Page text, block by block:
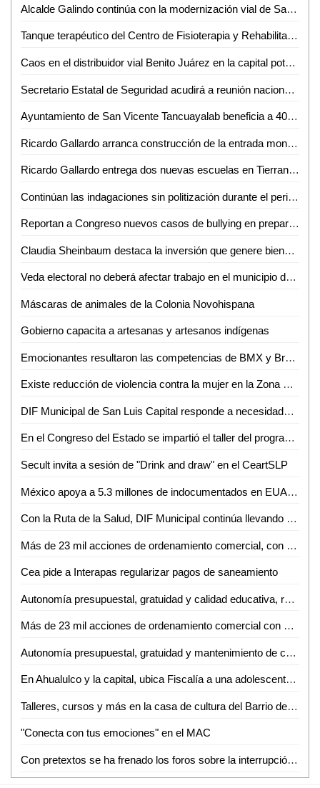
Alcalde Galindo continúa con la modernización vial de San Luis Capital; entregó calles nuevas al norte de la ciudad
Tanque terapéutico del Centro de Fisioterapia y Rehabilitación de la UASLP al servicio de la población potosina
Caos en el distribuidor vial Benito Juárez en la capital potosina
Secretario Estatal de Seguridad acudirá a reunión nacional en el estado de Durango
Ayuntamiento de San Vicente Tancuayalab beneficia a 400 familias con el programa "Techo firme"
Ricardo Gallardo arranca construcción de la entrada monumental en Tierranueva
Ricardo Gallardo entrega dos nuevas escuelas en Tierranueva
Continúan las indagaciones sin politización durante el periodo electoral, asegura Fiscal General
Reportan a Congreso nuevos casos de bullying en preparatoria
Claudia Sheinbaum destaca la inversión que genere bienestar, derechos y una mejor calidad de vida para los mexicanos como clave de la 4T
Veda electoral no deberá afectar trabajo en el municipio de Soledad: Leonor Noyola
Máscaras de animales de la Colonia Novohispana
Gobierno capacita a artesanas y artesanos indígenas
Emocionantes resultaron las competencias de BMX y Break Dance en el Festival Capital Urbano 2024
Existe reducción de violencia contra la mujer en la Zona Huasteca
DIF Municipal de San Luis Capital responde a necesidades de la población potosina
En el Congreso del Estado se impartió el taller del programa de implementación anticorrupción
Secult invita a sesión de "Drink and draw" en el CeartSLP
México apoya a 5.3 millones de indocumentados en EUA: SRE
Con la Ruta de la Salud, DIF Municipal continúa llevando servicios médicos gratuitos a la población vulnerable de La Pila
Más de 23 mil acciones de ordenamiento comercial, con el operativo de calles y avenidas del Gobierno de la Capital
Cea pide a Interapas regularizar pagos de saneamiento
Autonomía presupuestal, gratuidad y calidad educativa, retos que enfrenta la UASLP
Más de 23 mil acciones de ordenamiento comercial con el operativo de calles y avenidas de la Dirección de Comercio
Autonomía presupuestal, gratuidad y mantenimiento de calidad educativa: retos que enfrentará la UASLP en próximo periodo de Rectoría
En Ahualulco y la capital, ubica Fiscalía a una adolescente y a una mujer
Talleres, cursos y más en la casa de cultura del Barrio de Tlaxcala
"Conecta con tus emociones" en el MAC
Con pretextos se ha frenado los foros sobre la interrupción del embarazo: Diputada